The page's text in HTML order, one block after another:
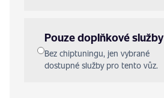
Pouze doplňkové služby
Bez chiptuningu, jen vybrané
dostupné služby pro tento vůz.